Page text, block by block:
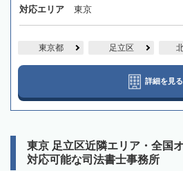
対応エリア 東京
東京都 足立区
詳細を見る
東京 足立区近隣エリア・全国
対応可能な司法書士事務所